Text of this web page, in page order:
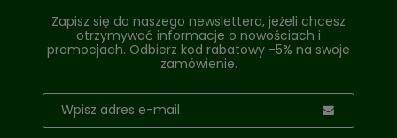
Zapisz się do naszego newslettera, jeżeli chcesz
otrzymywać informacje o nowościach i
promocjach. Odbierz kod rabatowy -5% na swoje
zamówienie.